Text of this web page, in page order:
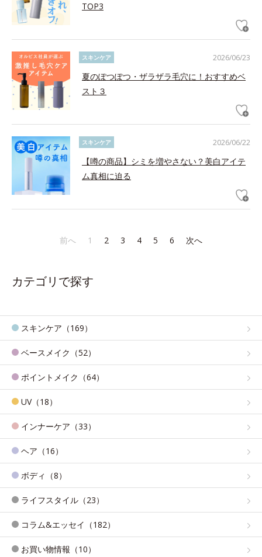
TOP3
2026/06/23
スキンケア
夏のぽつぽつ・ザラザラ毛穴に！おすすめベ
スト３
2026/06/22
スキンケア
【噂の商品】シミを増やさない？美白アイテ
ム真相に迫る
前へ 1 2 3 4 5 6 次へ
カテゴリで探す
スキンケア（169）
ベースメイク（52）
ポイントメイク（64）
UV（18）
インナーケア（33）
ヘア（16）
ボディ（8）
ライフスタイル（23）
コラム&エッセイ（182）
お買い物情報（10）